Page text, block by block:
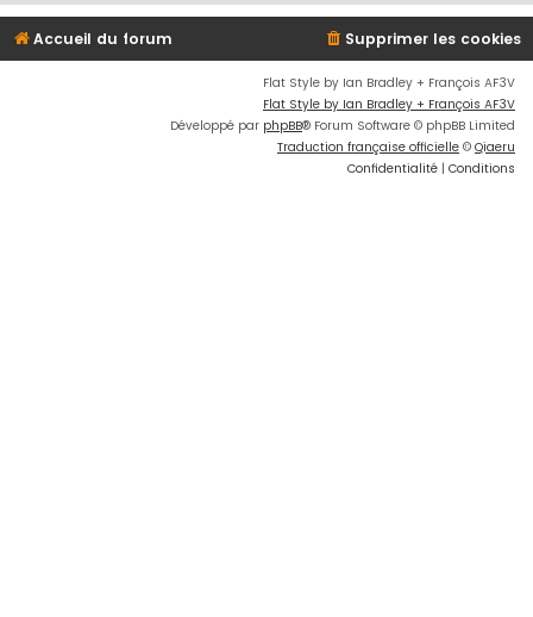
Accueil du forum Supprimer les cookies
Flat Style by Ian Bradley + François AF3V
Flat Style by Ian Bradley + François AF3V
Développé par phpBB® Forum Software © phpBB Limited
Traduction française officielle © Qiaeru
Confidentialité | Conditions